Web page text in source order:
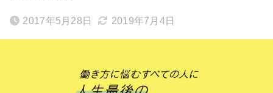
2017年5月28日 2019年7月4日